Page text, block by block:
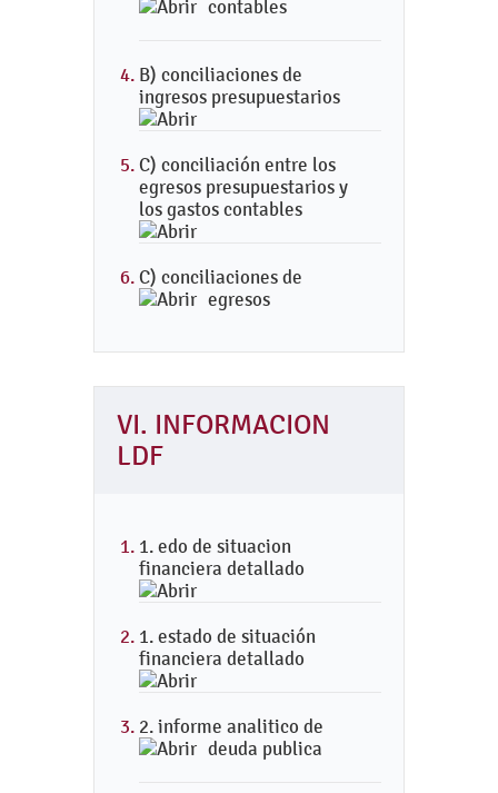
contables
B) conciliaciones de
ingresos presupuestarios
C) conciliación entre los
egresos presupuestarios y
los gastos contables
C) conciliaciones de
egresos
VI. INFORMACION
LDF
1. edo de situacion
financiera detallado
1. estado de situación
financiera detallado
2. informe analitico de
deuda publica